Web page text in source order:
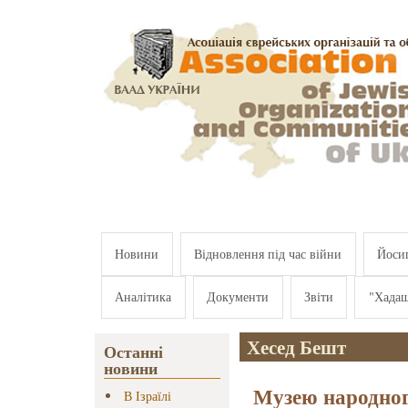
Новини Відновлення під час війни
Аналітика Документи Звіти
Останні
новини
В Ізраїлі
Хесед Бешт
Музею